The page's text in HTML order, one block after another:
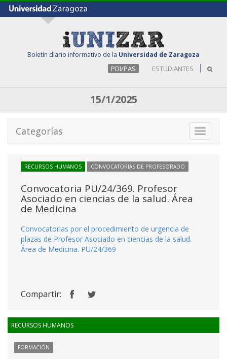
Boletín diario informativo de la Universidad de Zaragoza
PDI/PAS ESTUDIANTES
15/1/2025
Toggle
Categorías
RECURSOS HUMANOS CONVOCATORIAS DE PROFESORADO
Convocatoria PU/24/369. Profesor
Asociado en ciencias de la salud. Área
de Medicina
Convocatorias por el procedimiento de urgencia de
plazas de Profesor Asociado en ciencias de la salud.
Área de Medicina. PU/24/369
Compartir:
RECURSOS HUMANOS
FORMACIÓN